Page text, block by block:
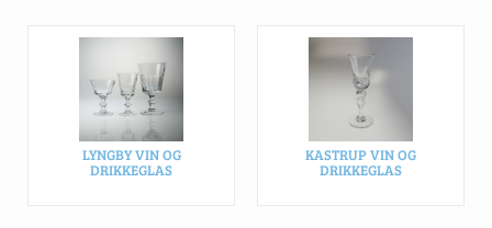
LYNGBY VIN OG
DRIKKEGLAS
KASTRUP VIN OG
DRIKKEGLAS